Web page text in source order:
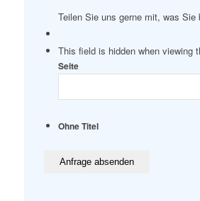
Teilen Sie uns gerne mit, was Sie
This field is hidden when viewing
Seite
Ohne Titel